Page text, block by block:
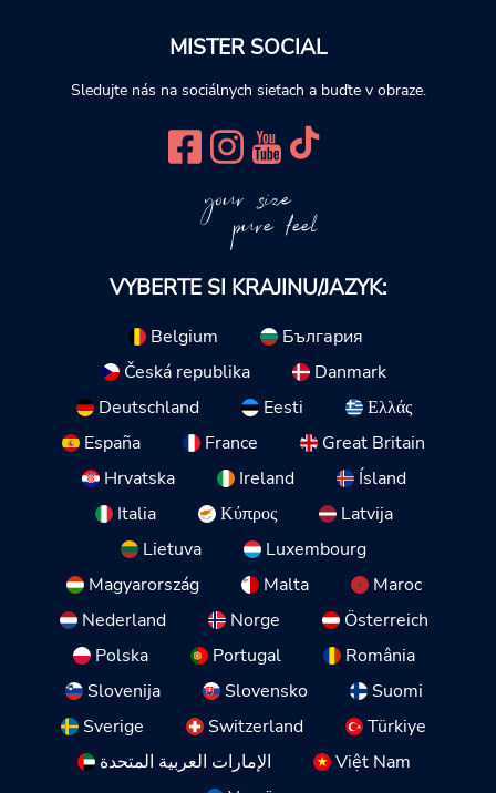
MISTER SOCIAL
Sledujte nás na sociálnych sieťach a buďte v obraze.
your size
pure feel
VYBERTE SI KRAJINU/JAZYK:
Belgium
България
Česká republika
Danmark
Deutschland
Eesti
Ελλάς
España
France
Great Britain
Hrvatska
Ireland
Ísland
Italia
Κύπρος
Latvija
Lietuva
Luxembourg
Magyarország
Malta
Maroc
Nederland
Norge
Österreich
Polska
Portugal
România
Slovenija
Slovensko
Suomi
Sverige
Switzerland
Türkiye
الإمارات العربية المتحدة
Việt Nam